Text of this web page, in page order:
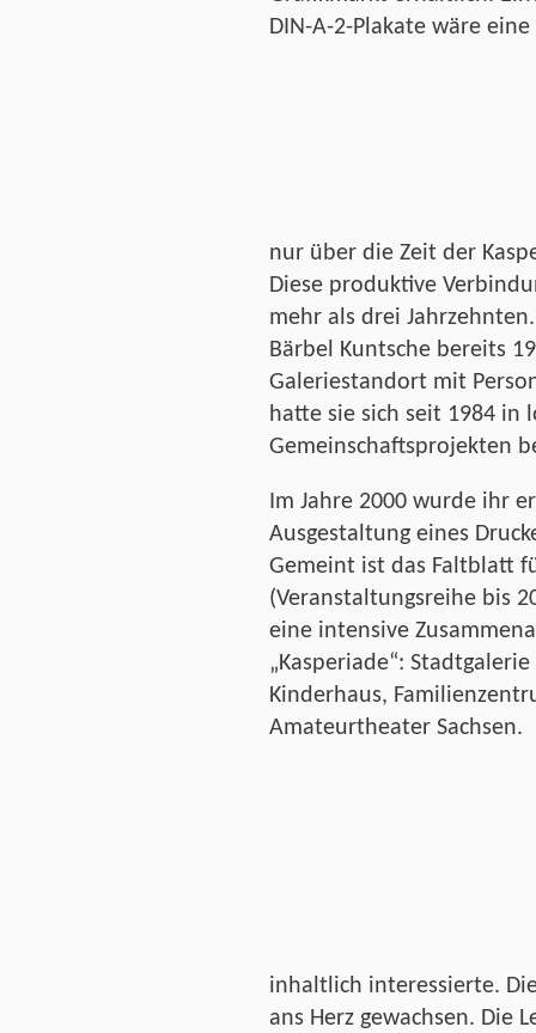
DIN-A-2-Plakate wäre
nur über die Zeit der
Diese produktive
mehr als drei
Bärbel Kuntsche bereits
Galeriestandort mit
hatte sie sich seit 1984 in
Gemeinschaftsprojekten
Im Jahre 2000 wurde ihr
Ausgestaltung eines
Gemeint ist das Faltblatt
(Veranstaltungsreihe bis
eine intensive
„Kasperiade“:
Kinderhaus,
Amateurtheater Sachsen.
inhaltlich interessierte.
ans Herz gewachsen. Die